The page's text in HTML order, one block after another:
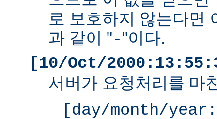
로 보호하지 않는다면
과 같이 "-"이다.
[10/Oct/
서버가 요청처리를 마
[day/month/